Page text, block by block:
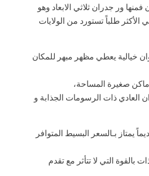
فمنها ور جدران ثلاثي الابعاد وهو
طلباً تستورد من الولايات
خيالية يعطي مظهر مبهر للمكان
صغيرة المساحة،
العادي ذات الرسومات الجذابة و
يمتاز بـالسعر البسيط المتوافر
التي لا تتأثر مع تقدم